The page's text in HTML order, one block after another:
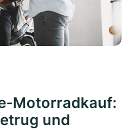
Motorradkauf:
und